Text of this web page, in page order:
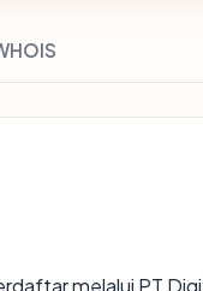
melalui PT